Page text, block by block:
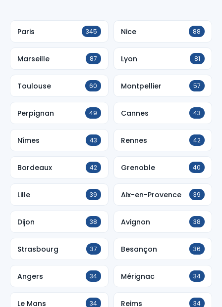
Paris 345 Nice 88
Marseille 87 Lyon 81
Toulouse 60 Montpellier 57
Perpignan 49 Cannes 43
Nîmes 43 Rennes 42
Bordeaux 42 Grenoble 40
Lille 39 Aix-en-Provence 39
Dijon 38 Avignon 38
Strasbourg 37 Besançon 36
Angers 34 Mérignac 34
Le Mans 34 Reims 34